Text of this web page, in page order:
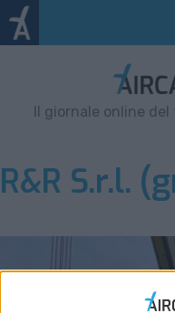
Il giornale online
R&R S.r.l.